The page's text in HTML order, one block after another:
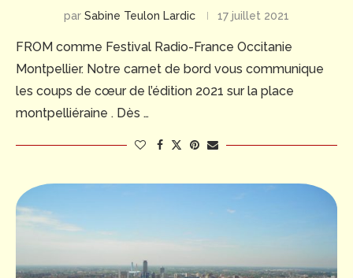
par Sabine Teulon Lardic 17 juillet 2021
FROM comme Festival Radio-France Occitanie
Montpellier. Notre carnet de bord vous communique
les coups de cœur de l’édition 2021 sur la place
montpelliéraine . Dès …